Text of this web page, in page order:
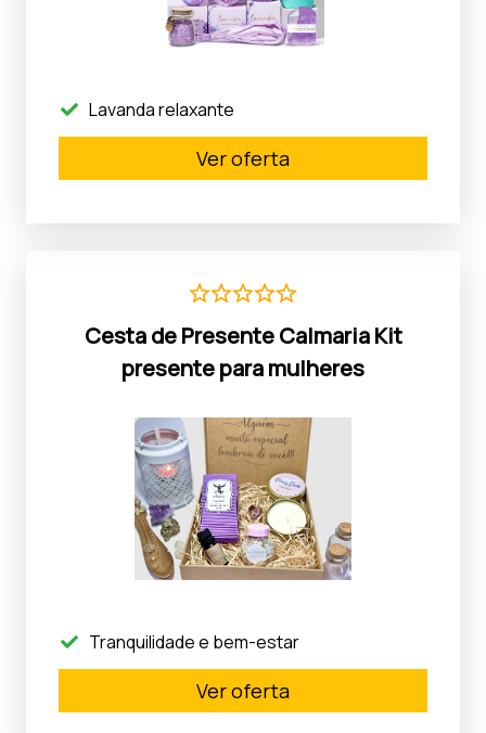
Lavanda relaxante
Ver oferta
Cesta de Presente Calmaria Kit
presente para mulheres
Tranquilidade e bem-estar
Ver oferta